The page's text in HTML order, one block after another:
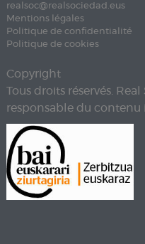
realsoc@realsociedad.eus
Mentions légales
Politique de confidentialité
Politique de cookies
Copyright
Tous droits réservés.
responsable du contenu